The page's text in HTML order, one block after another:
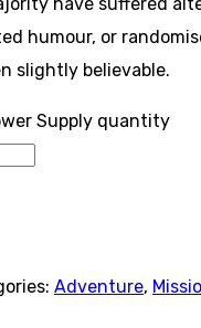
humour, or
slightly believable.
Supply quantity
Adventure,